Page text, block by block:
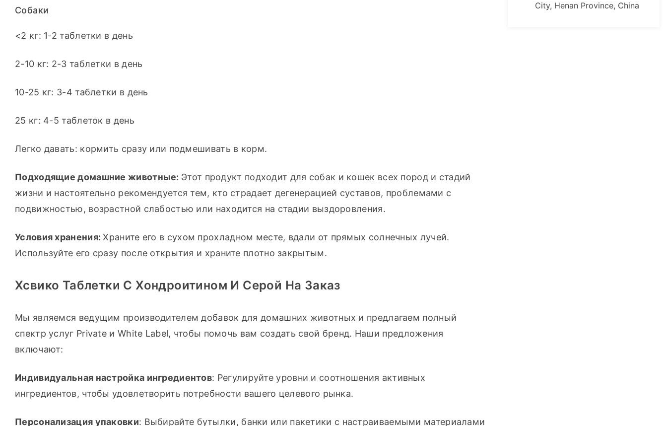
Собаки
<2 кг: 1-2 таблетки в день
2-10 кг: 2-3 таблетки в день
10-25 кг: 3-4 таблетки в день
25 кг: 4-5 таблеток в день
Легко давать: кормить сразу или подмешивать в корм.
Подходящие домашние животные: Этот продукт подходит для собак и кошек всех пород и стадий
жизни и настоятельно рекомендуется тем, кто страдает дегенерацией суставов, проблемами с
подвижностью, возрастной слабостью или находится на стадии выздоровления.
Условия хранения: Храните его в сухом прохладном месте, вдали от прямых солнечных лучей.
Используйте его сразу после открытия и храните плотно закрытым.
Хсвико Таблетки С Хондроитином И Серой На Заказ
Мы являемся ведущим производителем добавок для домашних животных и предлагаем полный
спектр услуг Private и White Label, чтобы помочь вам создать свой бренд. Наши предложения
включают:
Индивидуальная настройка ингредиентов: Регулируйте уровни и соотношения активных
ингредиентов, чтобы удовлетворить потребности вашего целевого рынка.
Персонализация упаковки: Выбирайте бутылки, банки или пакетики с настраиваемыми материалами
City, Henan Province, China